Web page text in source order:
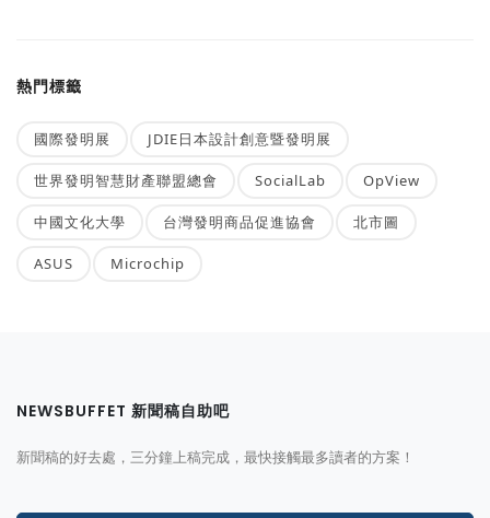
熱門標籤
國際發明展 JDIE日本設計創意暨發明展
世界發明智慧財產聯盟總會 SocialLab OpView
中國文化大學 台灣發明商品促進協會 北市圖
ASUS Microchip
NEWSBUFFET 新聞稿自助吧
新聞稿的好去處，三分鐘上稿完成，最快接觸最多讀者的方案！